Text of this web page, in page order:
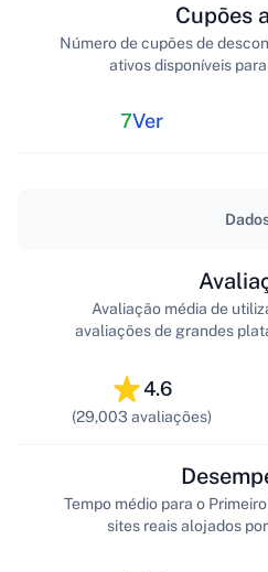
7Ver
Cupões
Número de cupões de
ativos disponíveis
4.6
(29,003 avaliações)
Avaliação média de
avaliações de grandes
Tempo médio para o
sites reais alojados